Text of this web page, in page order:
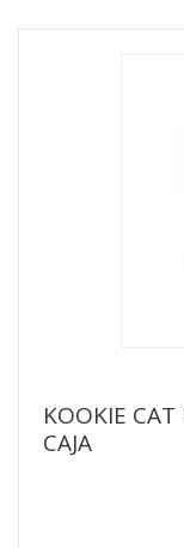
KOOKIE CAT
CAJA